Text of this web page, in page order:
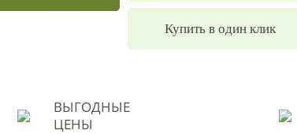
Купить в один клик
ВЫГОДНЫЕ
ЦЕНЫ